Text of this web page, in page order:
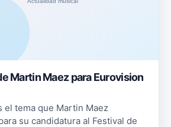
Martin Maez para Eurovision
el tema que Martin Maez
su candidatura al Festival de